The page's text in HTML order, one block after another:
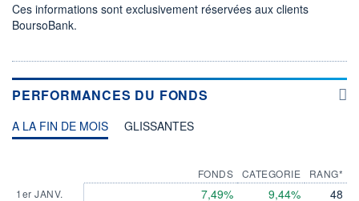
Ces informations sont exclusivement réservées aux clients
BoursoBank.
PERFORMANCES DU FONDS
A LA FIN DE MOIS GLISSANTES
1er JANV.
FONDS
7,49%
CATEGORIE
9,44%
RANG*
48